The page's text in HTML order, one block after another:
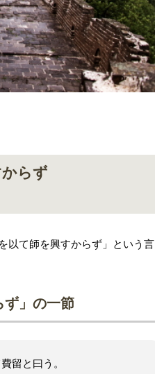
らず
以て師を興すからず」という言
ず」の一節
留と曰う。